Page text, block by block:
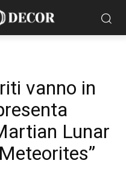
vanno in
Lunar